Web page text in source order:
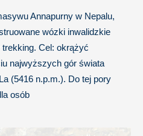
Annapurny w Nepalu,
wózki inwalidzkie
Cel: okrążyć
najwyższych gór świata
(5416 n.p.m.). Do tej pory
osób